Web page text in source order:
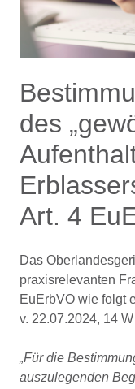
des
Art. 4
Das
praxisrelevanten
EuErbVO wie folgt
v. 22.07.2024, 14
„Für die
auszulegenden